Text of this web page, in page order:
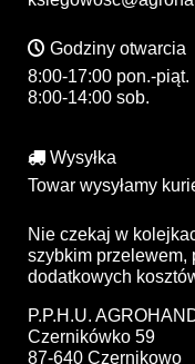
Godziny otwarcia
8:00-17:00 pon.-piąt.
8:00-14:00 sob.
Wysyłka
Towar wysyłamy
Nie czekaj w
szybkim przelewem,
dodatkowych
P.P.H.U.
Czernikówko 59
87-640 Czernikowo